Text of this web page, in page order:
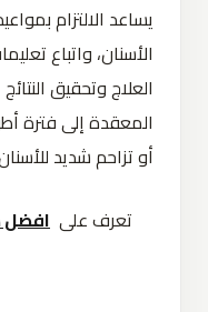
يساعد الالتزام
الأسنان، واتباع
العلاج وتحقيق
المعقدة إلى فترة
أو تزاحم شديد
تعرف على افضل